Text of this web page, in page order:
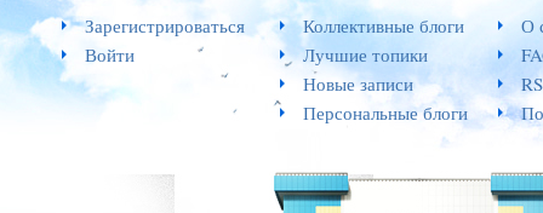
Зарегистрироваться
Войти
Коллективные блоги
Лучшие топики
Новые записи
Персональные блоги
О